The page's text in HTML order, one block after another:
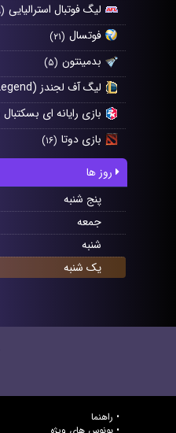
لیگ فوتبال استرالیایی (۹)
فوتسال (۲۱)
بدمینتون (۵)
لیگ آف لجندز (League of Legend)
بازی رایانه ای بسکتبال
بازی دوتا (۱۶)
روز ها
پنج شنبه
جمعه
شنبه
یک شنبه
راهنما